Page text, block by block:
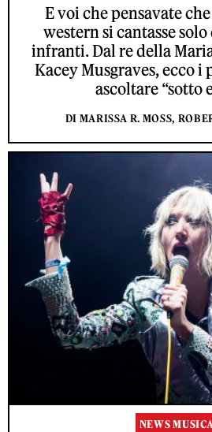
E voi che pensavate
western si cantasse
infranti. Dal re della
Kacey Musgraves, ecco i
ascoltare “sotto
DI MARISSA R. MOSS,
NEWS